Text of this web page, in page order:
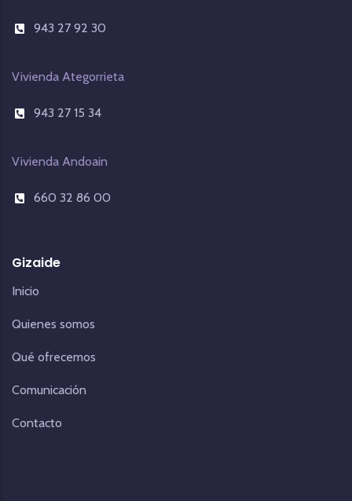
943 27 92 30
Vivienda Ategorrieta
943 27 15 34
Vivienda Andoain
660 32 86 00
Gizaide
Inicio
Quienes somos
Qué ofrecemos
Comunicación
Contacto